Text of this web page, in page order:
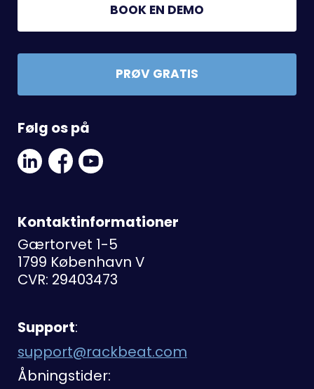
BOOK EN DEMO
PRØV GRATIS
Følg os på
Linkedin
Social
Link
Facebook
Social
Link
Youtube
Link
Kontaktinformationer
Gærtorvet 1-5
1799 København V
CVR: 29403473
Support:
support@rackbeat.com
Åbningstider: